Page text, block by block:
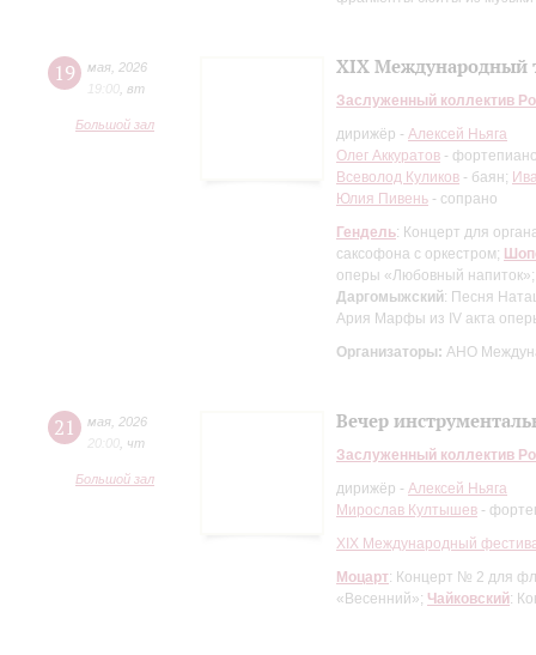
19 мая 2026
19:00 вт
Большой зал
XIX Международный
Заслуженный коллектив
дирижёр - Алексей Ньяга
Олег Аккуратов -
Всеволод Куликов - баян;
Юлия Пивень - сопрано
Гендель: Концерт для
саксофона с оркестром;
оперы «Любовный
Даргомыжский: Песня
Ария Марфы из IV акта
Организаторы: АНО
21 мая 2026
20:00 чт
Большой зал
Вечер
Заслуженный коллектив
дирижёр - Алексей Ньяга
Мирослав Култышев -
XIХ Международный
Моцарт: Концерт № 2 для
«Весенний»; Чайковский: